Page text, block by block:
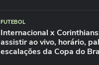
FUTEBOL
Internacional x
assistir ao vivo, horário,
escalações da Copa do